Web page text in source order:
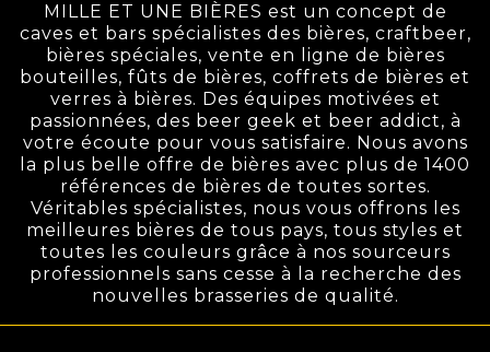
MILLE ET UNE BIÈRES est un concept de
caves et bars spécialistes des bières, craftbeer,
bières spéciales, vente en ligne de bières
bouteilles, fûts de bières, coffrets de bières et
verres à bières. Des équipes motivées et
passionnées, des beer geek et beer addict, à
votre écoute pour vous satisfaire. Nous avons
la plus belle offre de bières avec plus de 1400
références de bières de toutes sortes.
Véritables spécialistes, nous vous offrons les
meilleures bières de tous pays, tous styles et
toutes les couleurs grâce à nos sourceurs
professionnels sans cesse à la recherche des
nouvelles brasseries de qualité.